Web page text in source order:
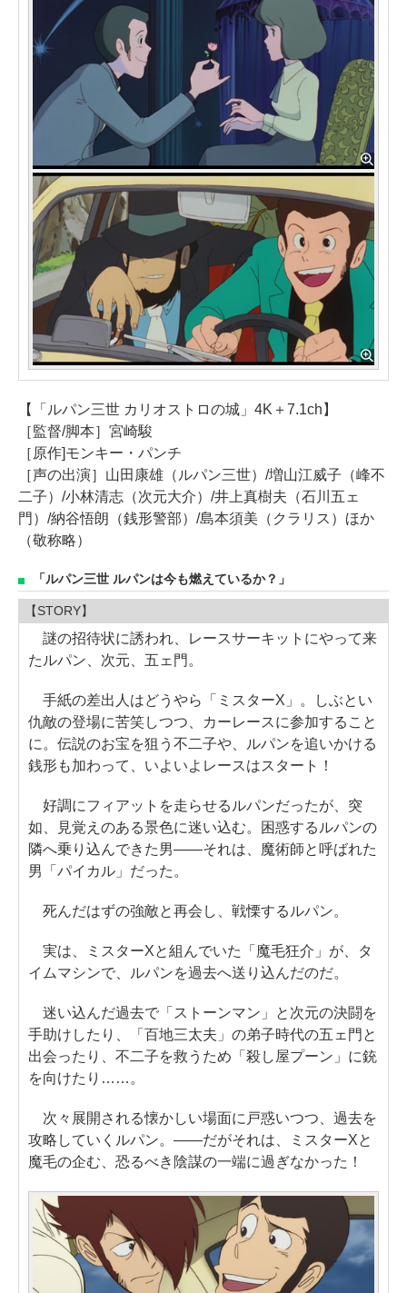
【「ルパン三世 カリオストロの城」4K＋7.1ch】
［監督/脚本］宮崎駿
［原作]モンキー・パンチ
［声の出演］山田康雄（ルパン三世）/増山江威子（峰不
二子）/小林清志（次元大介）/井上真樹夫（石川五ェ
門）/納谷悟朗（銭形警部）/島本須美（クラリス）ほか
（敬称略）
「ルパン三世 ルパンは今も燃えているか？」
【STORY】
謎の招待状に誘われ、レースサーキットにやって来
たルパン、次元、五ェ門。
手紙の差出人はどうやら「ミスターX」。しぶとい
仇敵の登場に苦笑しつつ、カーレースに参加すること
に。伝説のお宝を狙う不二子や、ルパンを追いかける
銭形も加わって、いよいよレースはスタート！
好調にフィアットを走らせるルパンだったが、突
如、見覚えのある景色に迷い込む。困惑するルパンの
隣へ乗り込んできた男――それは、魔術師と呼ばれた
男「パイカル」だった。
死んだはずの強敵と再会し、戦慄するルパン。
実は、ミスターXと組んでいた「魔毛狂介」が、タ
イムマシンで、ルパンを過去へ送り込んだのだ。
迷い込んだ過去で「ストーンマン」と次元の決闘を
手助けしたり、「百地三太夫」の弟子時代の五ェ門と
出会ったり、不二子を救うため「殺し屋プーン」に銃
を向けたり……。
次々展開される懐かしい場面に戸惑いつつ、過去を
攻略していくルパン。――だがそれは、ミスターXと
魔毛の企む、恐るべき陰謀の一端に過ぎなかった！